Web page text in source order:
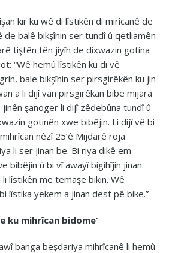
kir ku wê di lîstikên di mirîcanê de
balê bikşînin ser tundî û qetliamên
tiştên tên jiyîn de dixwazin gotina
“Wê hemû lîstikên ku di vê
bale bikşînin ser pirsgirêkên ku jin
a li dijî van pirsgirêkan bibe mijara
şanoger li dijî zêdebûna tundî û
gotinên xwe bibêjin. Li dijî vê bi
nêzî 25’ê Mijdarê roja
li ser jinan be. Bi riya dikê em
bibêjin û bi vî awayî bigihîjin jinan.
lîstikên me temaşe bikin. Wê
lîstika yekem a jinan dest pê bike.”
ku mihrîcan bidome’
banga beşdariya mihrîcanê li hemû